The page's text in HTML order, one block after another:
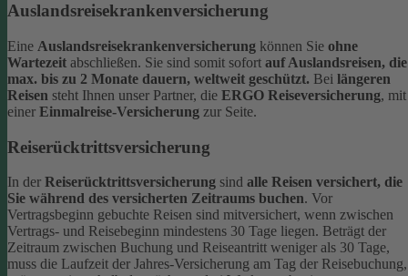
Auslandsreisekrankenversicherung
Eine Auslandsreisekrankenversicherung können Sie ohne
Wartezeit abschließen. Sie sind somit sofort auf Auslandsreisen, die
max. bis zu 2 Monate dauern, weltweit geschützt. Bei längeren
Reisen steht Ihnen unser Partner, die ERGO Reiseversicherung, mit
einer Einmalreise-Versicherung zur Seite.
Reiserücktrittsversicherung
In der Reiserücktrittsversicherung sind alle Reisen versichert, die
Sie während des versicherten Zeitraums buchen. Vor
Vertragsbeginn gebuchte Reisen sind mitversichert, wenn zwischen
Vertrags- und Reisebeginn mindestens 30 Tage liegen. Beträgt der
Zeitraum zwischen Buchung und Reiseantritt weniger als 30 Tage,
muss die Laufzeit der Jahres-Versicherung am Tag der Reisebuchung,